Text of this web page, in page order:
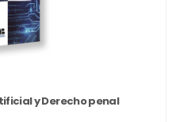
y Derecho penal